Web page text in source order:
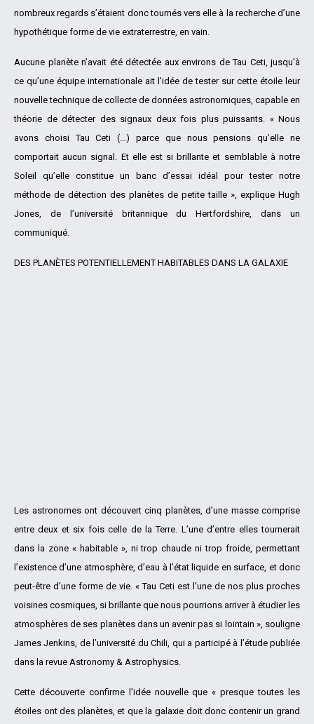
nombreux regards s’étaient donc tournés vers elle à la recherche d’une
hypothétique forme de vie extraterrestre, en vain.
Aucune planète n’avait été détectée aux environs de Tau Ceti, jusqu’à
ce qu’une équipe internationale ait l’idée de tester sur cette étoile leur
nouvelle technique de collecte de données astronomiques, capable en
théorie de détecter des signaux deux fois plus puissants. « Nous
avons choisi Tau Ceti (…) parce que nous pensions qu’elle ne
comportait aucun signal. Et elle est si brillante et semblable à notre
Soleil qu’elle constitue un banc d’essai idéal pour tester notre
méthode de détection des planètes de petite taille », explique Hugh
Jones, de l’université britannique du Hertfordshire, dans un
communiqué.
DES PLANÈTES POTENTIELLEMENT HABITABLES DANS LA GALAXIE
Les astronomes ont découvert cinq planètes, d’une masse comprise
entre deux et six fois celle de la Terre. L’une d’entre elles tournerait
dans la zone « habitable », ni trop chaude ni trop froide, permettant
l’existence d’une atmosphère, d’eau à l’état liquide en surface, et donc
peut-être d’une forme de vie. « Tau Ceti est l’une de nos plus proches
voisines cosmiques, si brillante que nous pourrions arriver à étudier les
atmosphères de ses planètes dans un avenir pas si lointain », souligne
James Jenkins, de l’université du Chili, qui a participé à l’étude publiée
dans la revue Astronomy & Astrophysics.
Cette découverte confirme l’idée nouvelle que « presque toutes les
étoiles ont des planètes, et que la galaxie doit donc contenir un grand